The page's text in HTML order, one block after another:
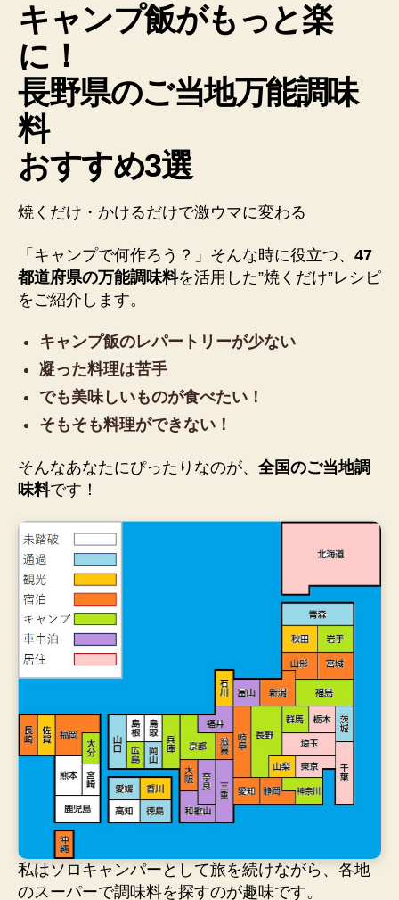
料
め
へ
の
キャンプ飯がもっと楽
に！
長野県のご当地万能調味
料
おすすめ3選
焼くだけ・かけるだけで激ウマに変わる
「キャンプで何作ろう？」そんな時に役立つ、 47
都道府県の万能調味料を活用した”焼くだけ”レシピ
をご紹介します。
キャンプ飯のレパートリーが少ない
凝った料理は苦手
でも美味しいものが食べたい！
そもそも料理ができない！
そんなあなたにぴったりなのが、 全国のご当地調
味料です！
私はソロキャンパーとして旅を続けながら、各地
のスーパーで調味料を探すのが趣味です。